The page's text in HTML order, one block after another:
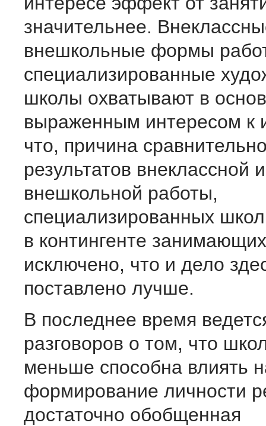
значительнее.
внешкольные формы
специализированные
школы охватывают в
выраженным интересом к
что, причина
результатов внеклассной и
внешкольной работы,
специализированных школ
в контингенте
исключено, что и дело
поставлено лучше.
В последнее время
разговоров о том, что
меньше способна влиять
формирование личности
достаточно обобщенная